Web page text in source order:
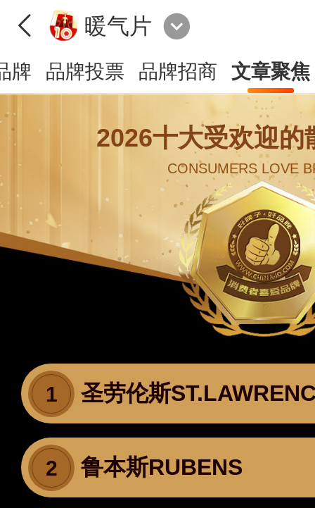
暖气片
牌 品牌投票 品牌招商 文章聚焦
2026十大受欢迎的
CONSUMERS LOVE
1 圣劳伦斯
2 鲁本斯RUBENS